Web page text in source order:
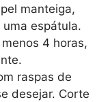
manteiga,
espátula.
4 horas,
raspas de
desejar. Corte